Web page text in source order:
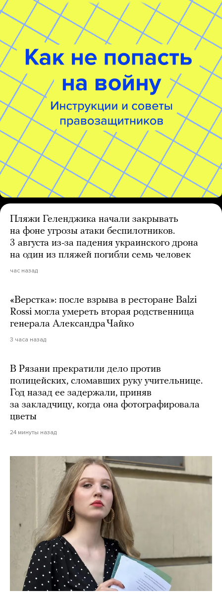
Пляжи Геленджика начали закрывать
на фоне угрозы атаки беспилотников.
3 августа из-за падения украинского дрона
на один из пляжей погибли семь человек
час назад
«Верстка»: после взрыва в ресторане Balzi
Rossi могла умереть вторая родственница
генерала Александра Чайко
3 часа назад
В Рязани прекратили дело против
полицейских, сломавших руку учительнице.
Год назад ее задержали, приняв
за закладчицу, когда она фотографировала
цветы
24 минуты назад